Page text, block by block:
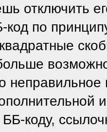
отключить
по
ББ-коду,